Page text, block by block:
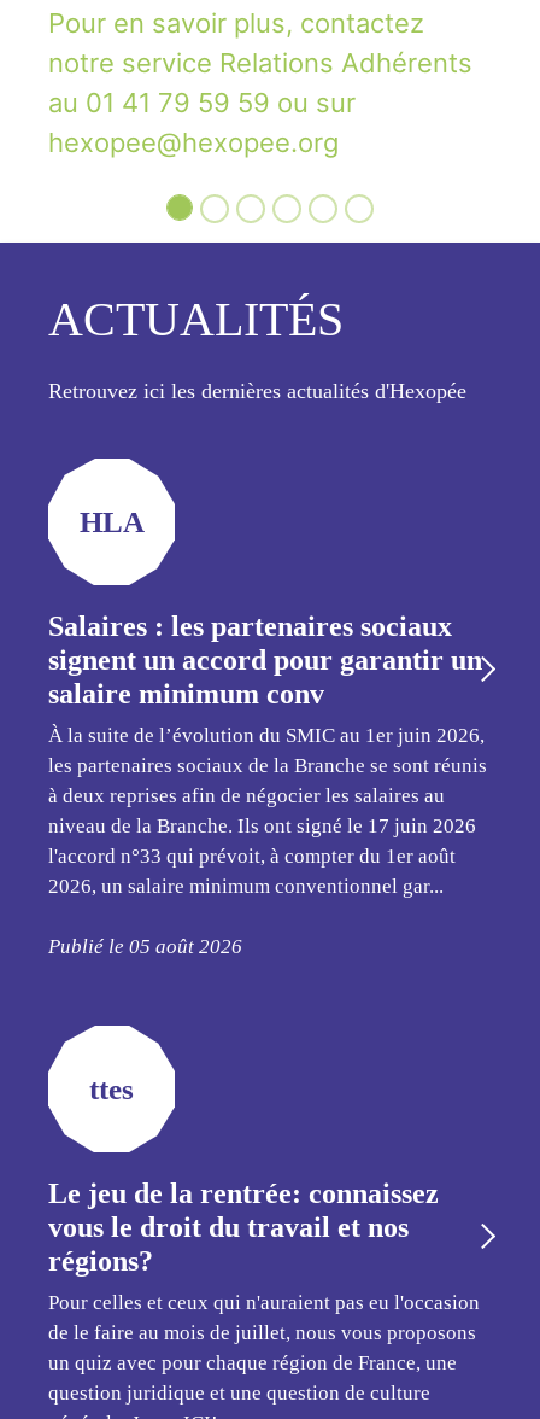
Pour en savoir plus, contactez
notre service Relations Adhérents
au 01 41 79 59 59 ou sur
hexopee@hexopee.org
ACTUALITÉS
Retrouvez ici les dernières actualités d'Hexopée
HLA
Salaires : les partenaires sociaux
signent un accord pour garantir un
salaire minimum conv
À la suite de l’évolution du SMIC au 1er juin 2026,
les partenaires sociaux de la Branche se sont réunis
à deux reprises afin de négocier les salaires au
niveau de la Branche. Ils ont signé le 17 juin 2026
l'accord n°33 qui prévoit, à compter du 1er août
2026, un salaire minimum conventionnel gar...
Publié le 05 août 2026
ttes
Le jeu de la rentrée: connaissez
vous le droit du travail et nos
régions?
Pour celles et ceux qui n'auraient pas eu l'occasion
de le faire au mois de juillet, nous vous proposons
un quiz avec pour chaque région de France, une
question juridique et une question de culture